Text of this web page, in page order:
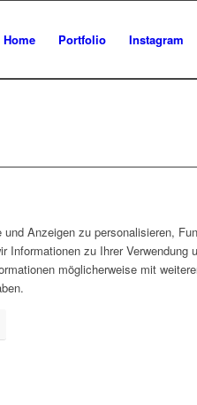
Home Portfolio Instagram
Anzeigen zu personalisieren,
zu Ihrer
möglicherweise mit